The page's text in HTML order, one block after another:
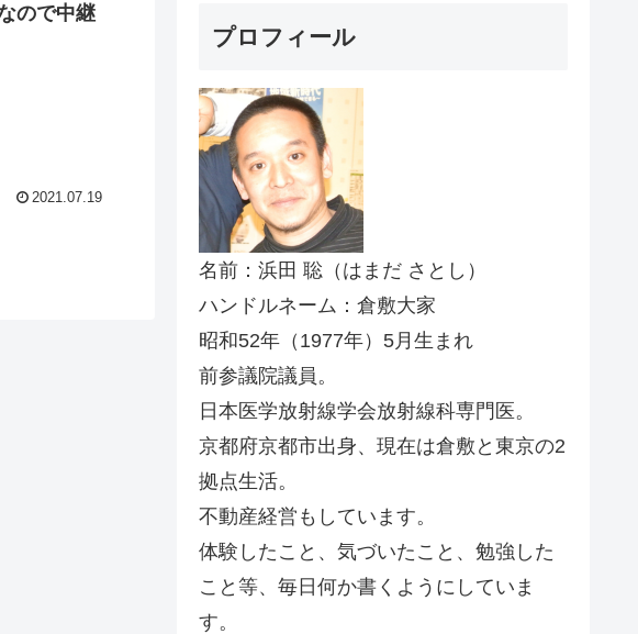
ので中継
2021.07.19
プロフィール
名前：浜田 聡（はまだ さとし）
ハンドルネーム：倉敷大家
昭和52年（1977年）5月生まれ
前参議院議員。
日本医学放射線学会放射線科専門医。
京都府京都市出身、現在は倉敷と東京の2
拠点生活。
不動産経営もしています。
体験したこと、気づいたこと、勉強した
こと等、毎日何か書くようにしていま
す。